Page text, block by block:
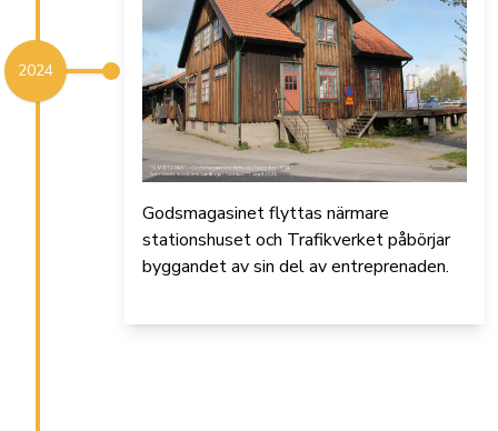
2024
Godsmagasinet flyttas närmare
stationshuset och Trafikverket påbörjar
byggandet av sin del av entreprenaden.